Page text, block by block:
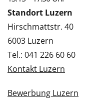
Standort Luzern
Hirschmattstr. 40
6003 Luzern
Tel.: 041 226 60 60
Kontakt Luzern
Bewerbung Luzern